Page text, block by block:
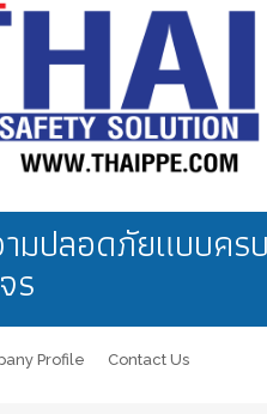
มปลอดภัยแบบคร
ร
Profile Contact Us